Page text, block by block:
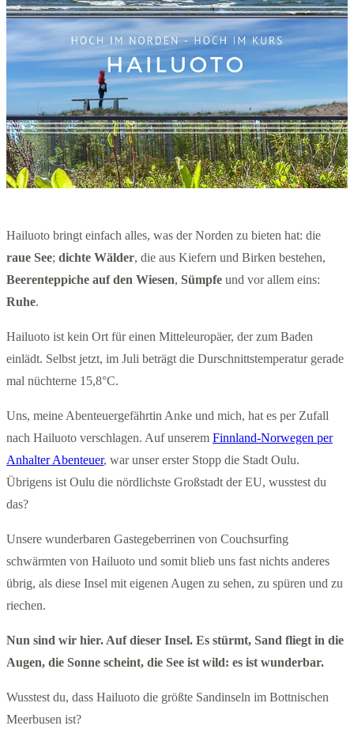
Hailuoto bringt einfach alles, was der Norden zu bieten hat: die
raue See; dichte Wälder, die aus Kiefern und Birken bestehen,
Beerenteppiche auf den Wiesen, Sümpfe und vor allem eins:
Ruhe.
Hailuoto ist kein Ort für einen Mitteleuropäer, der zum Baden
einlädt. Selbst jetzt, im Juli beträgt die Durschnittstemperatur gerade
mal nüchterne 15,8°C.
Uns, meine Abenteuergefährtin Anke und mich, hat es per Zufall
nach Hailuoto verschlagen. Auf unserem Finnland-Norwegen per
Anhalter Abenteuer, war unser erster Stopp die Stadt Oulu.
Übrigens ist Oulu die nördlichste Großstadt der EU, wusstest du
das?
Unsere wunderbaren Gastegeberrinen von Couchsurfing
schwärmten von Hailuoto und somit blieb uns fast nichts anderes
übrig, als diese Insel mit eigenen Augen zu sehen, zu spüren und zu
riechen.
Nun sind wir hier. Auf dieser Insel. Es stürmt, Sand fliegt in die
Augen, die Sonne scheint, die See ist wild: es ist wunderbar.
Wusstest du, dass Hailuoto die größte Sandinseln im Bottnischen
Meerbusen ist?